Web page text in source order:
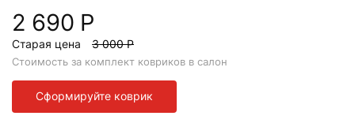
2 690 Р
Старая цена 3 000 Р
Стоимость за комплект ковриков в салон
Сформируйте коврик